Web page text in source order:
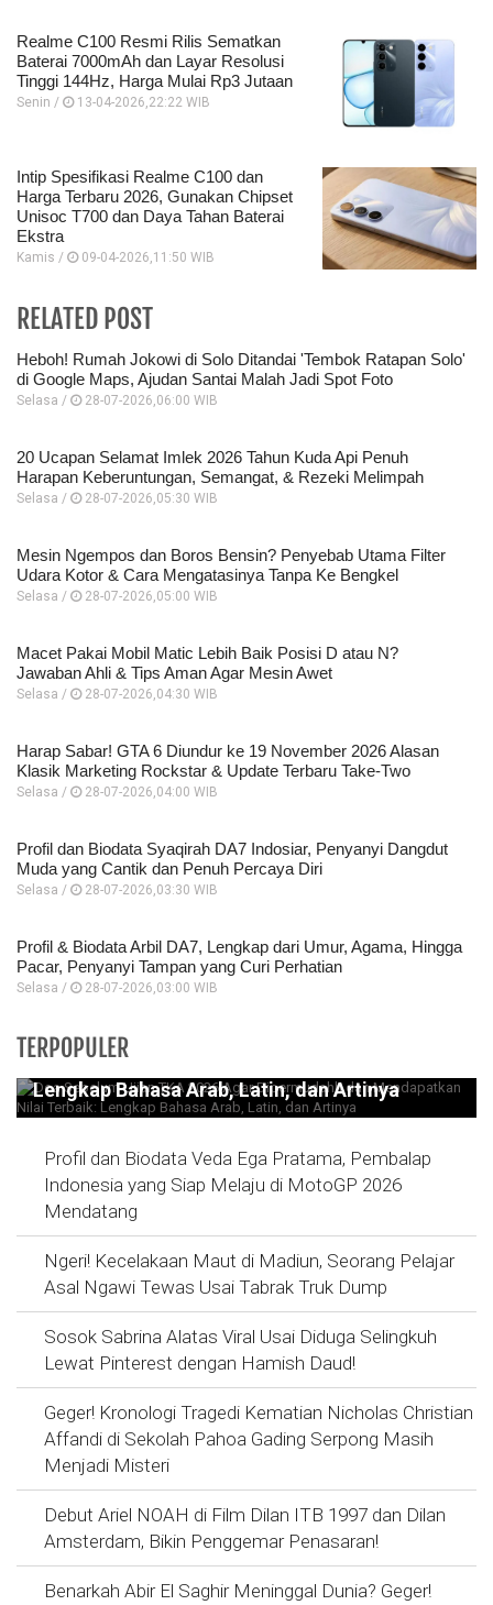
Realme C100 Resmi Rilis Sematkan
Baterai 7000mAh dan Layar Resolusi
Tinggi 144Hz, Harga Mulai Rp3 Jutaan
Senin / 13-04-2026,22:22 WIB
Intip Spesifikasi Realme C100 dan
Harga Terbaru 2026, Gunakan Chipset
Unisoc T700 dan Daya Tahan Baterai
Ekstra
Kamis / 09-04-2026,11:50 WIB
RELATED POST
Heboh! Rumah Jokowi di Solo Ditandai 'Tembok Ratapan Solo'
di Google Maps, Ajudan Santai Malah Jadi Spot Foto
Selasa / 28-07-2026,06:00 WIB
20 Ucapan Selamat Imlek 2026 Tahun Kuda Api Penuh
Harapan Keberuntungan, Semangat, & Rezeki Melimpah
Selasa / 28-07-2026,05:30 WIB
Mesin Ngempos dan Boros Bensin? Penyebab Utama Filter
Udara Kotor & Cara Mengatasinya Tanpa Ke Bengkel
Selasa / 28-07-2026,05:00 WIB
Macet Pakai Mobil Matic Lebih Baik Posisi D atau N?
Jawaban Ahli & Tips Aman Agar Mesin Awet
Selasa / 28-07-2026,04:30 WIB
Harap Sabar! GTA 6 Diundur ke 19 November 2026 Alasan
Klasik Marketing Rockstar & Update Terbaru Take-Two
Selasa / 28-07-2026,04:00 WIB
Profil dan Biodata Syaqirah DA7 Indosiar, Penyanyi Dangdut
Muda yang Cantik dan Penuh Percaya Diri
Selasa / 28-07-2026,03:30 WIB
Profil & Biodata Arbil DA7, Lengkap dari Umur, Agama, Hingga
Pacar, Penyanyi Tampan yang Curi Perhatian
Selasa / 28-07-2026,03:00 WIB
TERPOPULER
Doa Sebelum Ujian TKA 2026 Agar
Dipermudahh dan Mendapatkan Nilai Terbaik:
Lengkap Bahasa Arab, Latin, dan Artinya
Profil dan Biodata Veda Ega Pratama, Pembalap
Indonesia yang Siap Melaju di MotoGP 2026
Mendatang
Ngeri! Kecelakaan Maut di Madiun, Seorang Pelajar
Asal Ngawi Tewas Usai Tabrak Truk Dump
Sosok Sabrina Alatas Viral Usai Diduga Selingkuh
Lewat Pinterest dengan Hamish Daud!
Geger! Kronologi Tragedi Kematian Nicholas Christian
Affandi di Sekolah Pahoa Gading Serpong Masih
Menjadi Misteri
Debut Ariel NOAH di Film Dilan ITB 1997 dan Dilan
Amsterdam, Bikin Penggemar Penasaran!
Benarkah Abir El Saghir Meninggal Dunia? Geger!